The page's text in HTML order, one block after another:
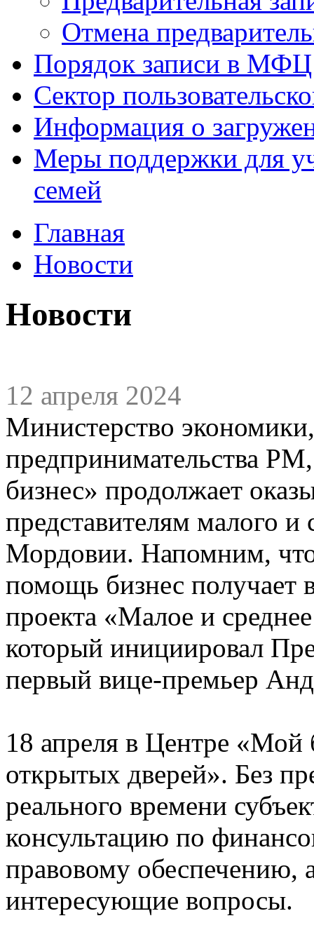
Отмена
Порядок записи в МФЦ
Сектор
Информация о
Меры поддержки для
семей
Главная
Новости
Новости
12 апреля 2024
Министерство
предпринимательства
бизнес» продолжает
представителям малого и
Мордовии. Напомним,
помощь бизнес получает
проекта «Малое и
который инициировал
первый вице-премьер
18 апреля в Центре «Мой
открытых дверей». Без
реального времени
консультацию по
правовому обеспечению,
интересующие вопросы.